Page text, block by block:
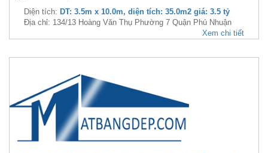
Diện tích: DT: 3.5m x 10.0m, diện tích: 35.0m2 giá: 3.5 tỷ
Địa chỉ: 134/13 Hoàng Văn Thụ Phường 7 Quận Phú Nhuận
Xem chi tiết